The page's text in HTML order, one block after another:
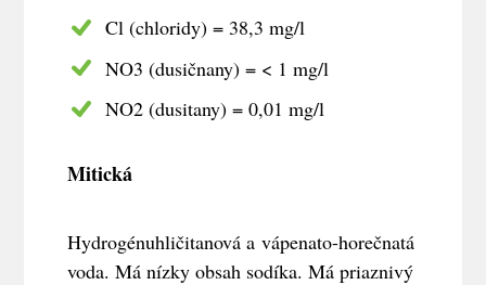
Cl (chloridy) = 38,3 mg/l
NO3 (dusičnany) = < 1 mg/l
NO2 (dusitany) = 0,01 mg/l
Mitická
Hydrogénuhličitanová a vápenato-horečnatá
voda. Má nízky obsah sodíka. Má priaznivý